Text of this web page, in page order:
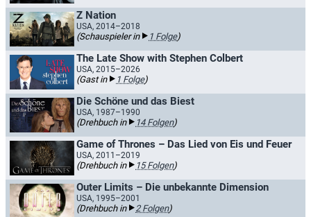
Z Nation
USA, 2014–2018
(Schauspieler in 1 Folge)
The Late Show with Stephen Colbert
USA, 2015–2026
(Gast in 1 Folge)
Die Schöne und das Biest
USA, 1987–1990
(Drehbuch in 14 Folgen)
Game of Thrones – Das Lied von Eis und Feuer
USA, 2011–2019
(Drehbuch in 15 Folgen)
Outer Limits – Die unbekannte Dimension
USA, 1995–2001
(Drehbuch in 2 Folgen)